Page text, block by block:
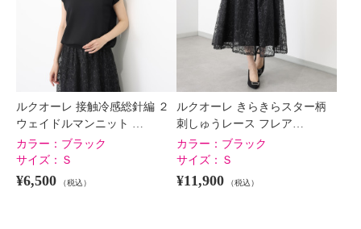
ルクオーレ 接触冷感総針編 ２
ウェイドルマンニット …
カラー： ブラック
サイズ： Ｓ
¥6,500 （税込）
ルクオーレ きらきらスター柄
刺しゅうレース フレア…
カラー： ブラック
サイズ： Ｓ
¥11,900 （税込）